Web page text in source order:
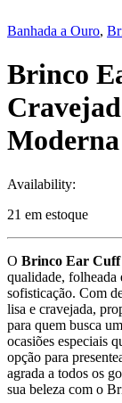
Banhada a Ouro,
Brinco
Moderna
Availability:
21 em estoque
O Brinco Ear Cuff
qualidade, folheada
sofisticação. Com
lisa e cravejada,
para quem busca
ocasiões especiais
opção para
agrada a todos os
sua beleza com o